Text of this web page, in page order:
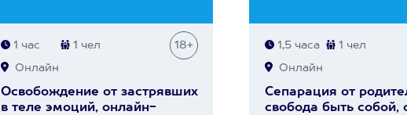
1 час 1 чел 18+
Онлайн
Освобождение от застрявших
в теле эмоций, онлайн-
1,5 часа 1 чел
Онлайн
Сепарация от
свобода быть собой,